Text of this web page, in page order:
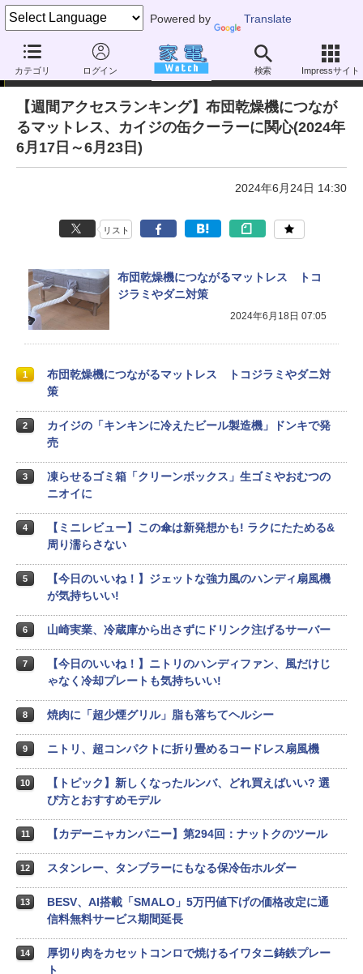
Powered by Translate
カテゴリ ログイン 検索 Impressサイト
アクセスランキング
【週間アクセスランキング】布団乾燥機につなが
るマットレス、カイジの缶クーラーに関心(2024年
6月17日～6月23日)
2024年6月24日 14:30
リスト
布団乾燥機につながるマットレス トコ
ジラミやダニ対策
2024年6月18日 07:05
1
布団乾燥機につながるマットレス トコジラミやダニ対
策
2
カイジの「キンキンに冷えたビール製造機」ドンキで発
売
3
凍らせるゴミ箱「クリーンボックス」生ゴミやおむつの
ニオイに
4
【ミニレビュー】この傘は新発想かも! ラクにたためる&
周り濡らさない
5
【今日のいいね！】ジェットな強力風のハンディ扇風機
が気持ちいい!
6 山崎実業、冷蔵庫から出さずにドリンク注げるサーバー
7
【今日のいいね！】ニトリのハンディファン、風だけじ
ゃなく冷却プレートも気持ちいい!
8 焼肉に「超少煙グリル」脂も落ちてヘルシー
9 ニトリ、超コンパクトに折り畳めるコードレス扇風機
10
【トピック】新しくなったルンバ、どれ買えばいい? 選
び方とおすすめモデル
11 【カデーニャカンパニー】第294回：ナットクのツール
12 スタンレー、タンブラーにもなる保冷缶ホルダー
13
BESV、AI搭載「SMALO」5万円値下げの価格改定に通
信料無料サービス期間延長
14
厚切り肉をカセットコンロで焼けるイワタニ鋳鉄プレー
ト